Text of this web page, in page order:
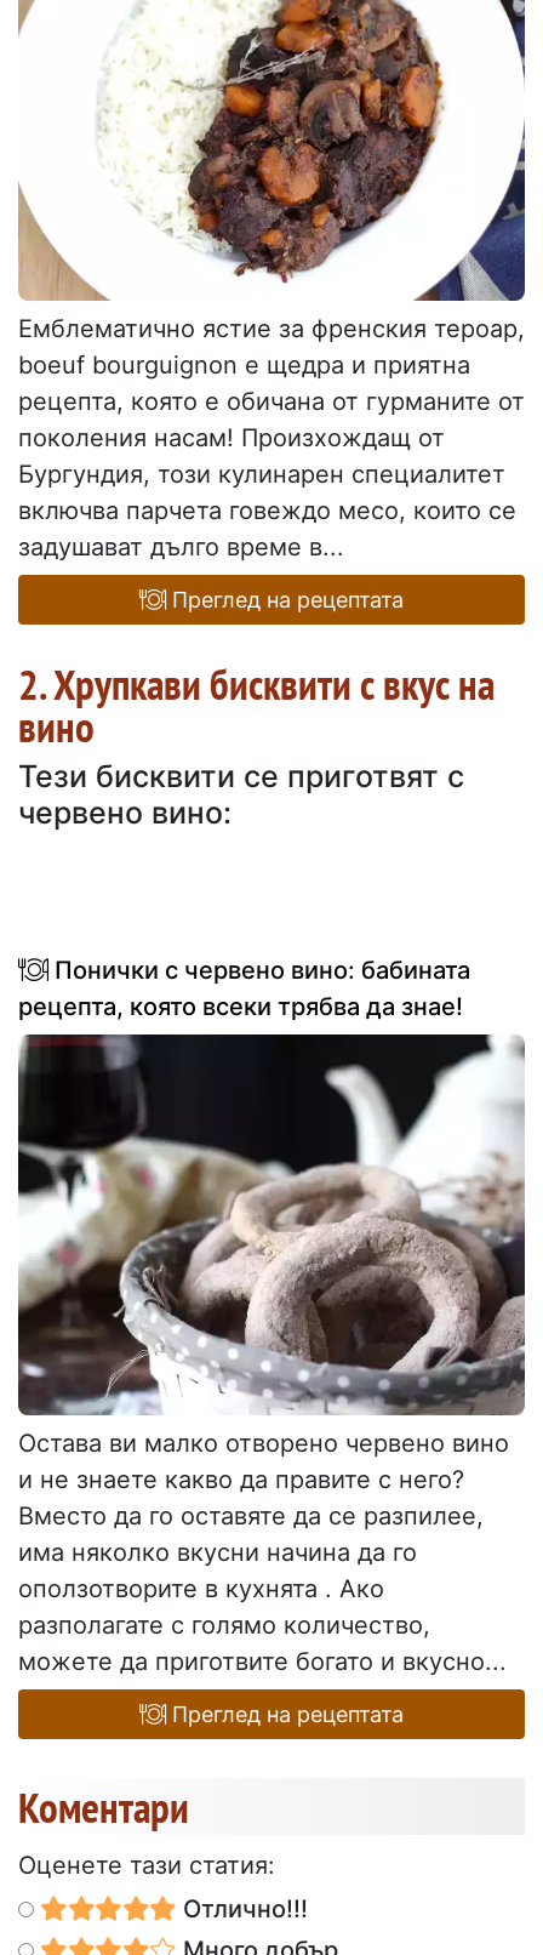
Емблематично ястие за френския тероар,
boeuf bourguignon е щедра и приятна
рецепта, която е обичана от гурманите от
поколения насам! Произхождащ от
Бургундия, този кулинарен специалитет
включва парчета говеждо месо, които се
задушават дълго време в...
Преглед на рецептата
2. Хрупкави бисквити с вкус на
вино
Тези бисквити се приготвят с
червено вино:
Понички с червено вино: бабината
рецепта, която всеки трябва да знае!
Остава ви малко отворено червено вино
и не знаете какво да правите с него?
Вместо да го оставяте да се разпилее,
има няколко вкусни начина да го
оползотворите в кухнята . Ако
разполагате с голямо количество,
можете да приготвите богато и вкусно...
Преглед на рецептата
Коментари
Оценете тази статия:
Отлично!!!